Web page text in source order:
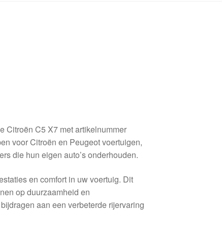
Citroën C5 X7 met artikelnummer
voor Citroën en Peugeot voertuigen,
die hun eigen auto’s onderhouden.
en comfort in uw voertuig. Dit
op duurzaamheid en
aan een verbeterde rijervaring